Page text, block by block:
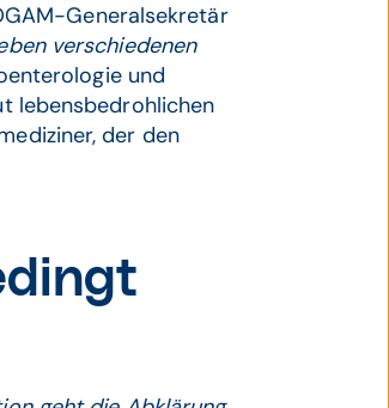
Generalsekretär
verschiedenen
und
lebensbedrohlichen
der den